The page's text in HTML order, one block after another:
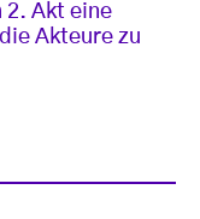
2. Akt eine
Akteure zu